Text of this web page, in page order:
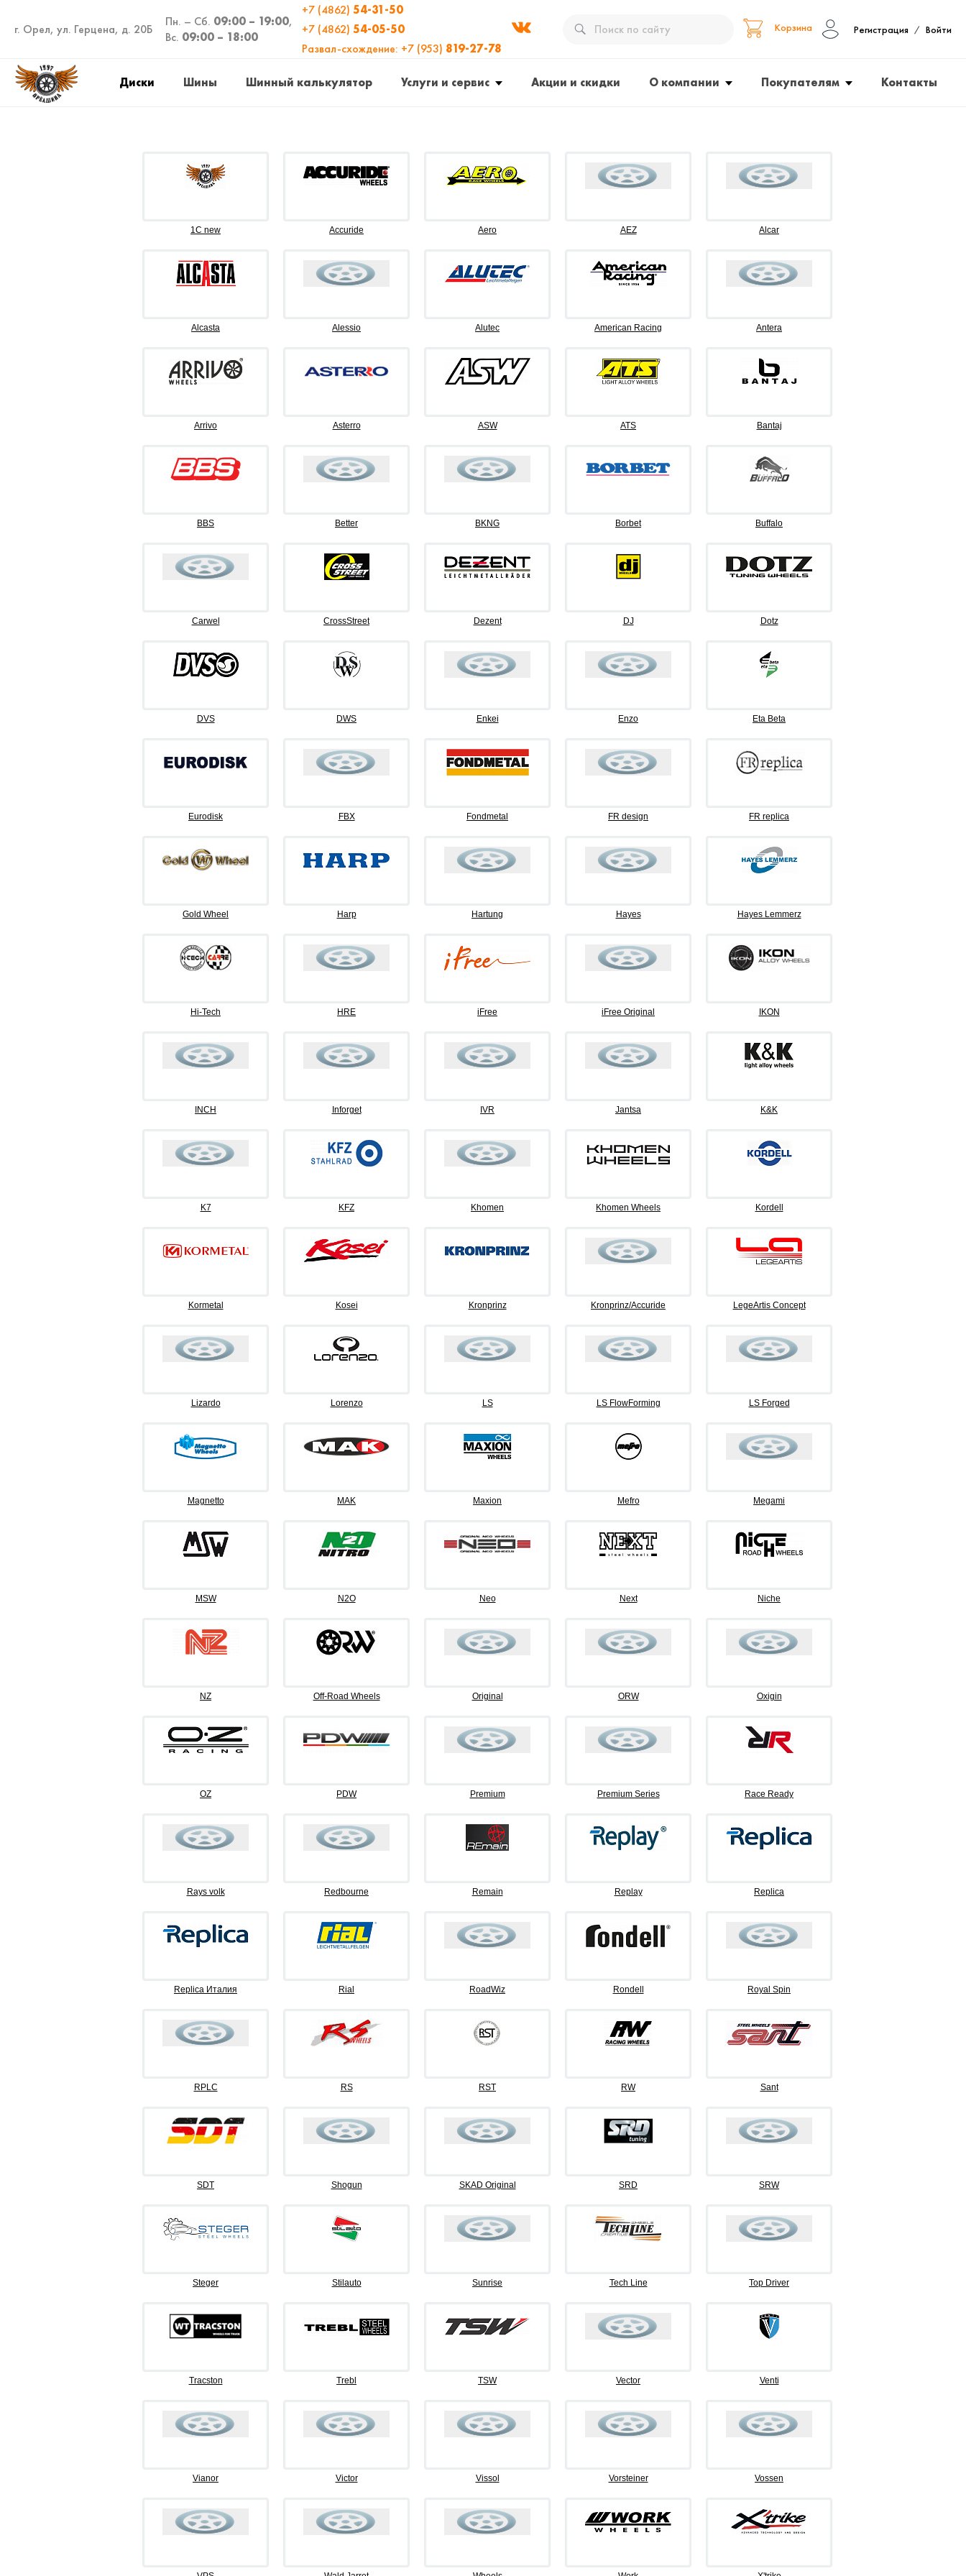
г. Орел, ул. Герцена, д. 20Б
Пн. – Сб. 09:00 – 19:00,
Вс. 09:00 – 18:00
+7 (4862) 54-31-50
+7 (4862) 54-05-50
Развал-схождение: +7 (953) 819-27-78
Корзина Регистрация / Войти
Диски Шины Шинный калькулятор Услуги и сервис Акции и скидки О компании Покупателям Контакты
1C new Accuride Aero AEZ Alcar
Alcasta Alessio Alutec American Racing Antera
Arrivo Asterro ASW ATS Bantaj
BBS Better BKNG Borbet Buffalo
Carwel CrossStreet Dezent DJ Dotz
DVS DWS Enkei Enzo Eta Beta
Eurodisk FBX Fondmetal FR design FR replica
Gold Wheel Harp Hartung Hayes Hayes Lemmerz
Hi-Tech HRE iFree iFree Original IKON
INCH Inforget IVR Jantsa K&K
K7 KFZ Khomen Khomen Wheels Kordell
Kormetal Kosei Kronprinz Kronprinz/Accuride LegeArtis Concept
Lizardo Lorenzo LS LS FlowForming LS Forged
Magnetto MAK Maxion Mefro Megami
MSW N2O Neo Next Niche
NZ Off-Road Wheels Original ORW Oxigin
OZ PDW Premium Premium Series Race Ready
Rays volk Redbourne Remain Replay Replica
Replica Италия Rial RoadWiz Rondell Royal Spin
RPLC RS RST RW Sant
SDT Shogun SKAD Original SRD SRW
Steger Stilauto Sunrise Tech Line Top Driver
Tracston Trebl TSW Vector Venti
Vianor Victor Vissol Vorsteiner Vossen